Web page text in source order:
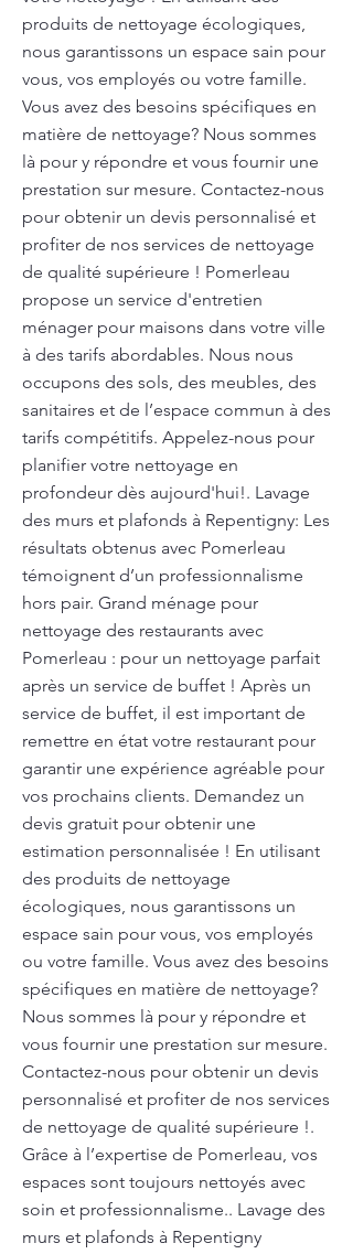
produits de nettoyage écologiques,
nous garantissons un espace sain pour
vous, vos employés ou votre famille.
Vous avez des besoins spécifiques en
matière de nettoyage? Nous sommes
là pour y répondre et vous fournir une
prestation sur mesure. Contactez-nous
pour obtenir un devis personnalisé et
profiter de nos services de nettoyage
de qualité supérieure ! Pomerleau
propose un service d'entretien
ménager pour maisons dans votre ville
à des tarifs abordables. Nous nous
occupons des sols, des meubles, des
sanitaires et de l’espace commun à des
tarifs compétitifs. Appelez-nous pour
planifier votre nettoyage en
profondeur dès aujourd'hui!. Lavage
des murs et plafonds à Repentigny: Les
résultats obtenus avec Pomerleau
témoignent d’un professionnalisme
hors pair. Grand ménage pour
nettoyage des restaurants avec
Pomerleau : pour un nettoyage parfait
après un service de buffet ! Après un
service de buffet, il est important de
remettre en état votre restaurant pour
garantir une expérience agréable pour
vos prochains clients. Demandez un
devis gratuit pour obtenir une
estimation personnalisée ! En utilisant
des produits de nettoyage
écologiques, nous garantissons un
espace sain pour vous, vos employés
ou votre famille. Vous avez des besoins
spécifiques en matière de nettoyage?
Nous sommes là pour y répondre et
vous fournir une prestation sur mesure.
Contactez-nous pour obtenir un devis
personnalisé et profiter de nos services
de nettoyage de qualité supérieure !.
Grâce à l’expertise de Pomerleau, vos
espaces sont toujours nettoyés avec
soin et professionnalisme.. Lavage des
murs et plafonds à Repentigny